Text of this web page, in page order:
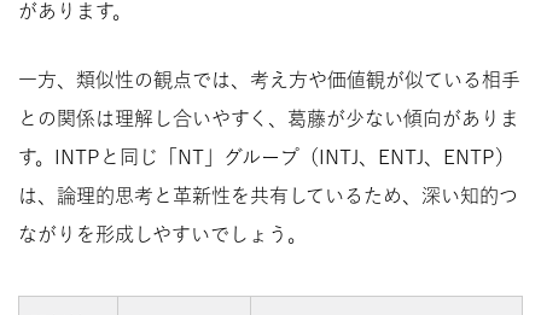
があります。
一方、類似性の観点では、考え方や価値観が似ている相手
との関係は理解し合いやすく、葛藤が少ない傾向がありま
す。INTPと同じ「NT」グループ（INTJ、ENTJ、ENTP）
は、論理的思考と革新性を共有しているため、深い知的つ
ながりを形成しやすいでしょう。